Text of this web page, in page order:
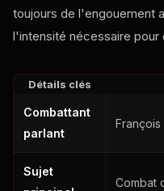
toujours de l'engouement
l'intensité nécessaire pour
Détails clés
Combattant
parlant
François
Sujet
Combat